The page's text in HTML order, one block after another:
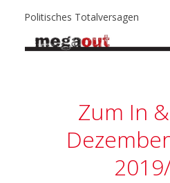
Politisches Totalversagen
Zum In